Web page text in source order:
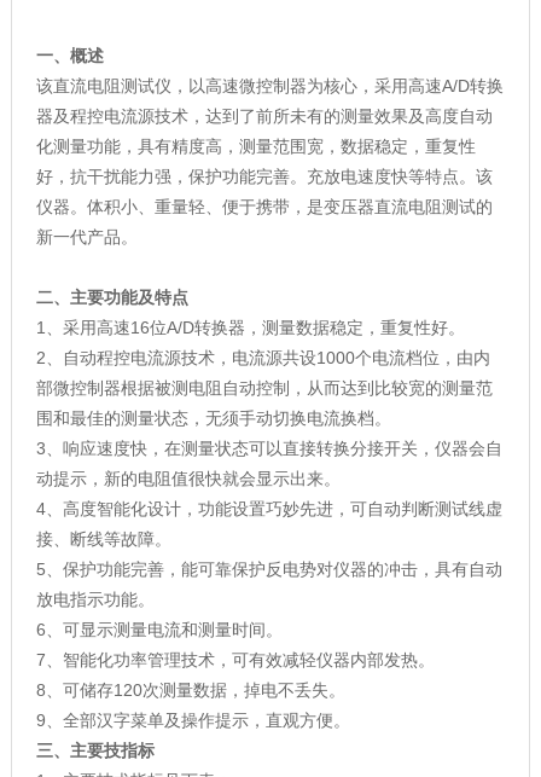
一、概述
该直流电阻测试仪，以高速微控制器为核心，采用高速A/D转换
器及程控电流源技术，达到了前所未有的测量效果及高度自动
化测量功能，具有精度高，测量范围宽，数据稳定，重复性
好，抗干扰能力强，保护功能完善。充放电速度快等特点。该
仪器。体积小、重量轻、便于携带，是变压器直流电阻测试的
新一代产品。
二、主要功能及特点
1、采用高速16位A/D转换器，测量数据稳定，重复性好。
2、自动程控电流源技术，电流源共设1000个电流档位，由内
部微控制器根据被测电阻自动控制，从而达到比较宽的测量范
围和最佳的测量状态，无须手动切换电流换档。
3、响应速度快，在测量状态可以直接转换分接开关，仪器会自
动提示，新的电阻值很快就会显示出来。
4、高度智能化设计，功能设置巧妙先进，可自动判断测试线虚
接、断线等故障。
5、保护功能完善，能可靠保护反电势对仪器的冲击，具有自动
放电指示功能。
6、可显示测量电流和测量时间。
7、智能化功率管理技术，可有效减轻仪器内部发热。
8、可储存120次测量数据，掉电不丢失。
9、全部汉字菜单及操作提示，直观方便。
三、主要技指标